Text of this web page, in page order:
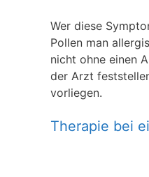
Wer diese
Pollen man
nicht ohne einen
der Arzt
vorliegen.
Therapie bei